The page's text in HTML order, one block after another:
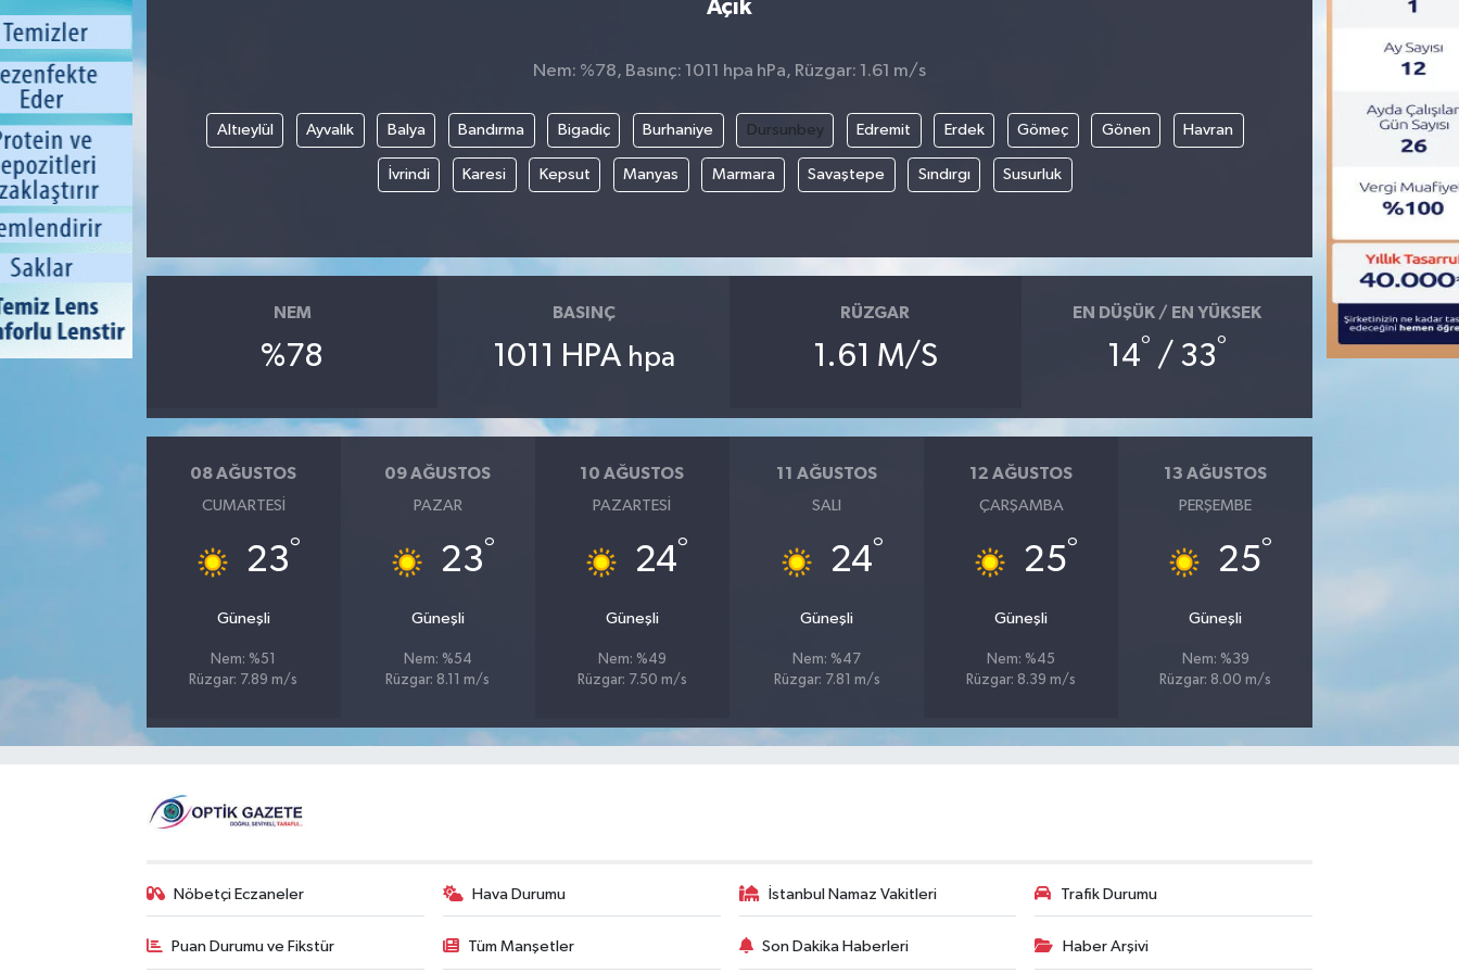
Açık
Nem: %78, Basınç: 1011 hpa hPa, Rüzgar: 1.61 m/s
Altıeylül Ayvalık Balya Bandırma Bigadiç Burhaniye Dursunbey Edremit Erdek Gömeç Gönen Havran
İvrindi Karesi Kepsut Manyas Marmara Savaştepe Sındırgı Susurluk
NEM
%78
BASINÇ
1011 HPA hpa
RÜZGAR
1.61 M/S
EN DÜŞÜK / EN YÜKSEK
14° / 33°
08 AĞUSTOS
CUMARTESI
23°
Güneşli
Nem: %51
Rüzgar: 7.89 m/s
09 AĞUSTOS
PAZAR
23°
Güneşli
Nem: %54
Rüzgar: 8.11 m/s
10 AĞUSTOS
PAZARTESI
24°
Güneşli
Nem: %49
Rüzgar: 7.50 m/s
11 AĞUSTOS
SALI
24°
Güneşli
Nem: %47
Rüzgar: 7.81 m/s
12 AĞUSTOS
ÇARŞAMBA
25°
Güneşli
Nem: %45
Rüzgar: 8.39 m/s
13 AĞUSTOS
PERŞEMBE
25°
Güneşli
Nem: %39
Rüzgar: 8.00 m/s
Nöbetçi Eczaneler Hava Durumu İstanbul Namaz Vakitleri Trafik Durumu
Puan Durumu ve Fikstür Tüm Manşetler Son Dakika Haberleri Haber Arşivi